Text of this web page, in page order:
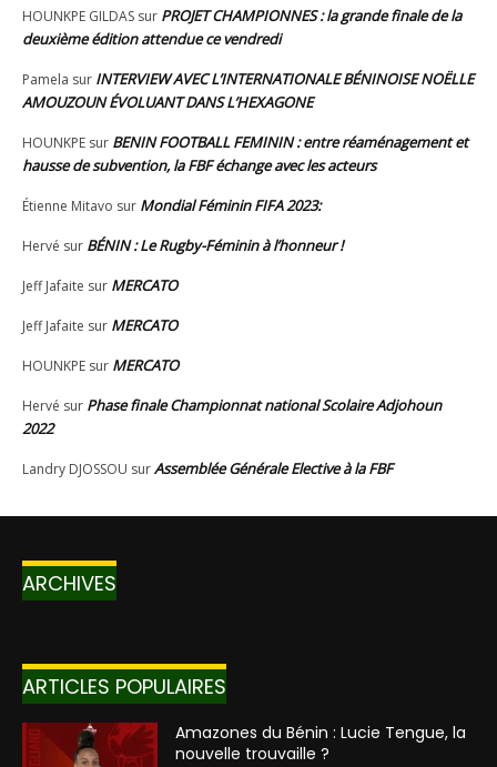
ARCHIVES
ARTICLES POPULAIRES
Amazones du Bénin : Lucie Tengue, la
nouvelle trouvaille ?